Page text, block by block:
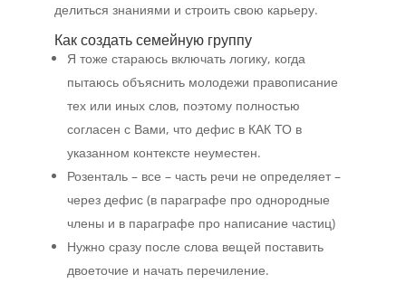
делиться знаниями и строить свою карьеру.
Как создать семейную группу
Я тоже стараюсь включать логику, когда
пытаюсь объяснить молодежи правописание
тех или иных слов, поэтому полностью
согласен с Вами, что дефис в КАК ТО в
указанном контексте неуместен.
Розенталь – все – часть речи не определяет –
через дефис (в параграфе про однородные
члены и в параграфе про написание частиц)
Нужно сразу после слова вещей поставить
двоеточие и начать перечиление.